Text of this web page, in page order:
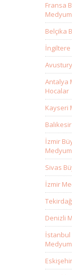
Fransa
Belçika
İngiltere
Antalya
Hocalar
Kayseri
İzmir
Sivas
İzmir
Denizli
İstanbul